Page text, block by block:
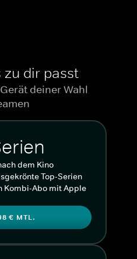
zu dir passt
deiner Wahl
dem Kino
Top-Serien
Kombi-Abo mit Apple
€ MTL.